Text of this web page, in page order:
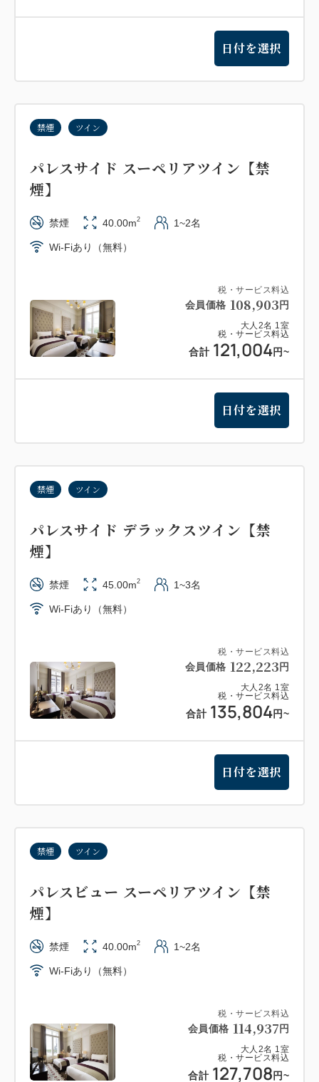
日付を選択
税・サービス料込
会員価格 108,903 円
大人 2名 1 室
税・サービス料込
合計 121,004円~
禁煙 ツイン
パレスサイド スーペリアツイン【禁
煙】
禁煙 40.00m2 1~2名
Wi-Fiあり（無料）
日付を選択
税・サービス料込
会員価格 122,223 円
大人 2名 1 室
税・サービス料込
合計 135,804円~
禁煙 ツイン
パレスサイド デラックスツイン【禁
煙】
禁煙 45.00m2 1~3名
Wi-Fiあり（無料）
日付を選択
税・サービス料込
会員価格 114,937 円
大人 2名 1 室
税・サービス料込
合計 127,708 円~
禁煙 ツイン
パレスビュー スーペリアツイン【禁
煙】
禁煙 40.00m2 1~2名
Wi-Fiあり（無料）